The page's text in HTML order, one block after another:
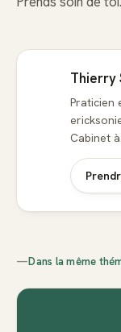
Thierry
Praticien
Cabinet
—Dans la même